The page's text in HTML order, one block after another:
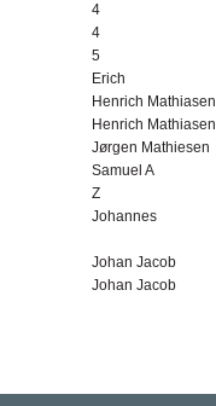
4
4
5
Erich
Henrich Mathiasen
Henrich Mathiasen
Jørgen Mathiesen
Samuel A
Z
Johannes
Johan Jacob
Johan Jacob